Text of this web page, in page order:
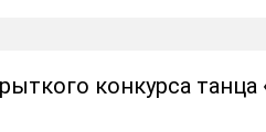
конкурса танца